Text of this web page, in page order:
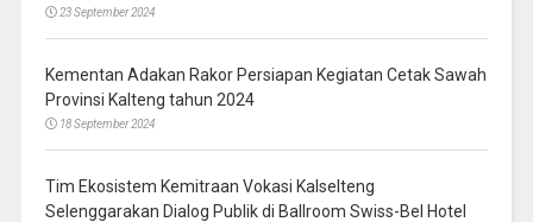
23 September 2024
Kementan Adakan Rakor Persiapan Kegiatan Cetak Sawah
Provinsi Kalteng tahun 2024
18 September 2024
Tim Ekosistem Kemitraan Vokasi Kalselteng
Selenggarakan Dialog Publik di Ballroom Swiss-Bel Hotel